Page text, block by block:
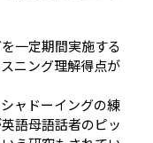
一定期間実施する
ニング理解得点が
ャドーイングの練
語母語話者のピッ